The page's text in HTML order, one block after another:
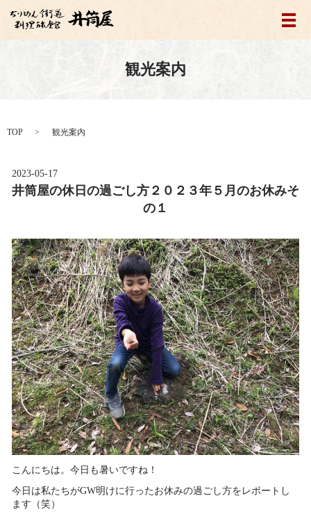
メ
観光案内
TOP 観光案内
2023-05-17
井筒屋の休日の過ごし方２０２３年５月のお休みそ
の１
こんにちは。今日も暑いですね！
今日は私たちがGW明けに行ったお休みの過ごし方をレポートし
ます（笑）